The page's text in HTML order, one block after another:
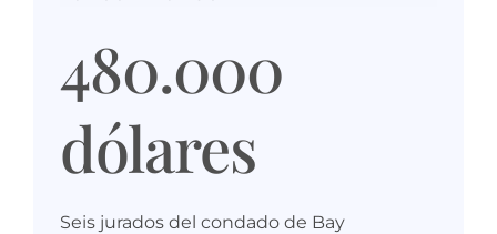
480.000
dólares
Seis jurados del condado de Bay